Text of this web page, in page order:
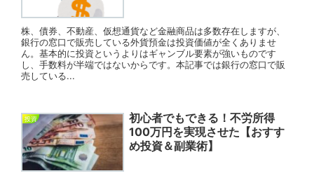
株、債券、不動産、仮想通貨など金融商品は多数存在しますが、
銀行の窓口で販売している外貨預金は投資価値が全くありませ
ん。基本的に投資というよりはギャンブル要素が強いものです
し、手数料が半端ではないからです。本記事では銀行の窓口で販
売している...
投資
初心者でもできる！不労所得
100万円を実現させた【おすす
め投資＆副業術】